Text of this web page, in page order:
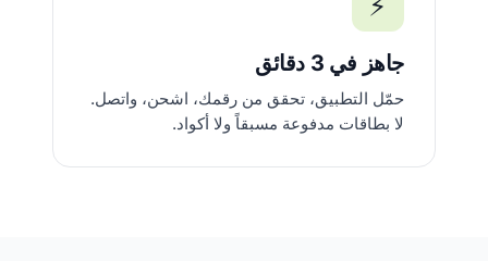
جاهز في 3 دقائق
حمّل التطبيق، تحقق من رقمك، اشحن، واتصل.
لا بطاقات مدفوعة مسبقاً ولا أكواد.